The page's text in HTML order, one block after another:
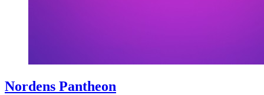
Nordens Pantheon